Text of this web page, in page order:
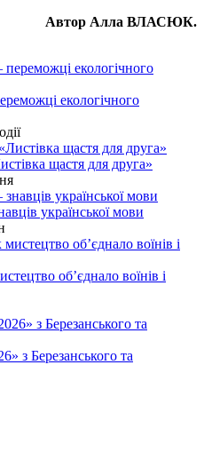
Автор Алла ВЛАСЮК.
екологічного
щастя для друга»
української мови
об’єднало воїнів і
з Березанського та